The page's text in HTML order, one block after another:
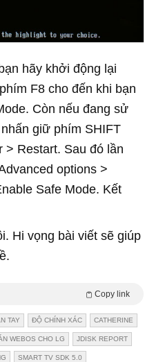
hãy khởi động lại
F8 cho đến khi bạn
Còn nếu đang sử
giữ phím SHIFT
> Restart. Sau đó lần
options >
Safe Mode. Kết
Hi vọng bài viết sẽ giúp
Copy link
TAY ĐỘ CHÍNH XÁC CATHERINE
WEBOS CHO LG JDISK REPORT
SMART TV SDK 5.0